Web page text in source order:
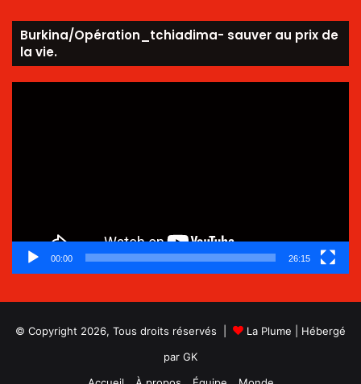
Burkina/Opération_tchiadima- sauver au prix de
la vie.
00:00 26:15
© Copyright 2026, Tous droits réservés | La Plume | Hébergé
par GK